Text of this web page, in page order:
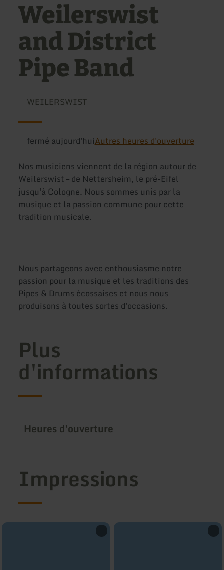
Weilerswist
and District
Pipe Band
WEILERSWIST
fermé aujourd'huiAutres heures d'ouverture
Nos musiciens viennent de la région autour de
Weilerswist – de Nettersheim, le pré-Eifel
jusqu'à Cologne. Nous sommes unis par la
musique et la passion commune pour cette
tradition musicale.
Nous partageons avec enthousiasme notre
passion pour la musique et les traditions des
Pipes & Drums écossaises et nous nous
produisons à toutes sortes d'occasions.
Plus
d'informations
Heures d'ouverture
Impressions